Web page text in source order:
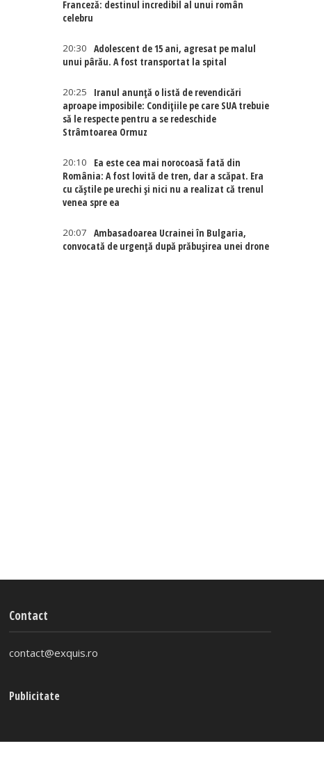
Franceză: destinul incredibil al unui român
celebru
20:30
Adolescent de 15 ani, agresat pe malul
unui pârău. A fost transportat la spital
20:25
Iranul anunță o listă de revendicări
aproape imposibile: Condițiile pe care SUA trebuie
să le respecte pentru a se redeschide
Strâmtoarea Ormuz
20:10
Ea este cea mai norocoasă fată din
România: A fost lovită de tren, dar a scăpat. Era
cu căștile pe urechi și nici nu a realizat că trenul
venea spre ea
20:07
Ambasadoarea Ucrainei în Bulgaria,
convocată de urgență după prăbușirea unei drone
Contact
contact@exquis.ro
Publicitate